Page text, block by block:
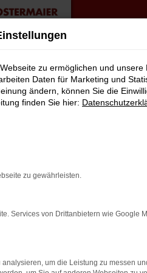
gebraucht sind, jedoch
nahezu nie fest. Dennoch
aus der aktuellen
nur noch einzusteigen
zu ermöglichen und unsere
Daten für Marketing und
ändern, können Sie die
finden Sie hier:
zu gewährleisten.
Services von Drittanbietern wie Google
um die Leistung zu messen